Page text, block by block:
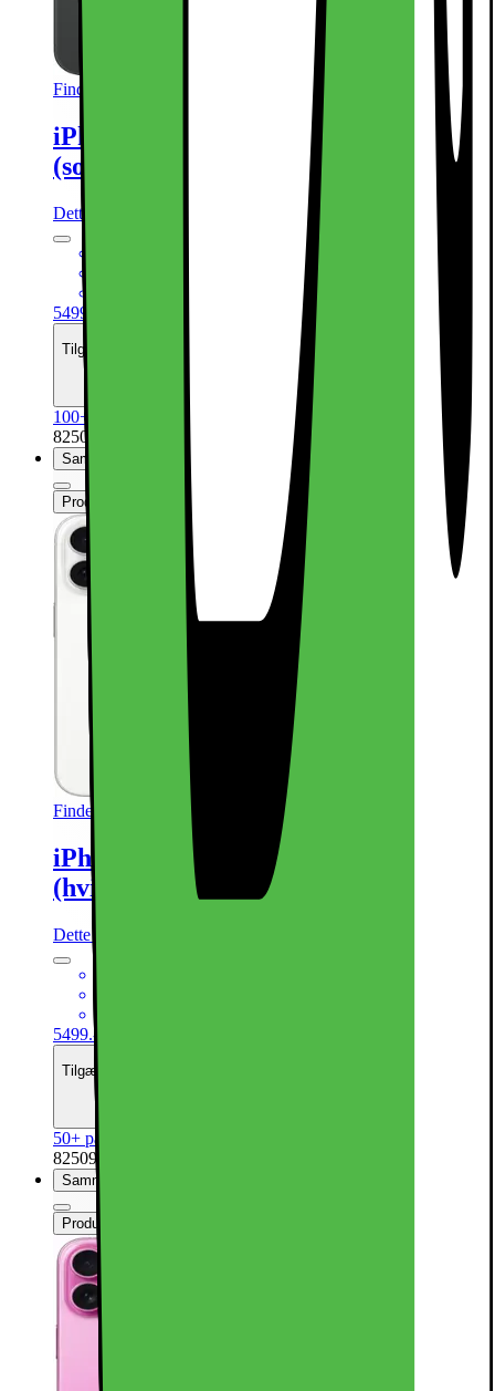
Findes i flere varianter
iPhone 16 – 5G smartphone 128GB
(sort)
Dette produkt er blevet bedømt til 4.8 ud af 5 stjerner. 4.8
6,1“ Super Retina XDR-skærm
48MP hovedkamera + 12MP ultrawide kamera
Kraftfuld A18 Bionic CPU med 5G
5499.-
Tilgængelig med finansiering
100+ på lager online
| På lager i 48 varehus(e).
825094
Sammenlign
Produktdatablad
Findes i flere varianter
iPhone 16 – 5G smartphone 128GB
(hvid)
Dette produkt er blevet bedømt til 4.8 ud af 5 stjerner.
5499.-
Tilgængelig med finansiering
50+ på lager online
825096
Sammenlign
Produktdatablad